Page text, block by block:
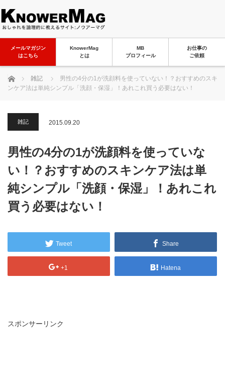
メールマガジン
はこちら
KnowerMag
とは
MB
プロフィール
お仕事の
ご依頼
ホーム 雑記
男性の4分の1が洗顔料を使っていない！？おすすめのスキ
ンケア法は単純シンプル「洗顔・保湿」！あれこれ買う必要はない！
雑記 2015.09.20
男性の4分の1が洗顔料を使っていな
い！？おすすめのスキンケア法は単
純シンプル「洗顔・保湿」！あれこれ
買う必要はない！
Tweet Share
+1 Hatena
スポンサーリンク